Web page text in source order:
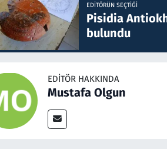
EDITÖRÜN SEÇTIĞI
Pisidia
bulundu
EDITÖR HAKKINDA
Mustafa Olgun